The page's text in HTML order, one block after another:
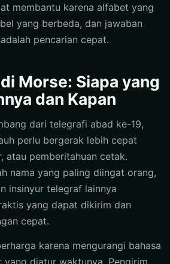
membantu karena alfabet yang
yang berbeda, dan jawaban
pencarian cepat.
Morse: Siapa yang
dan Kapan
dari telegrafi abad ke-19,
perlu bergerak lebih cepat
atau pemberitahuan cetak.
nama yang paling diingat orang,
insinyur telegraf lainnya
yang dapat dikirim dan
cepat.
karena mengurangi bahasa
yang diatur waktunya. Pengirim